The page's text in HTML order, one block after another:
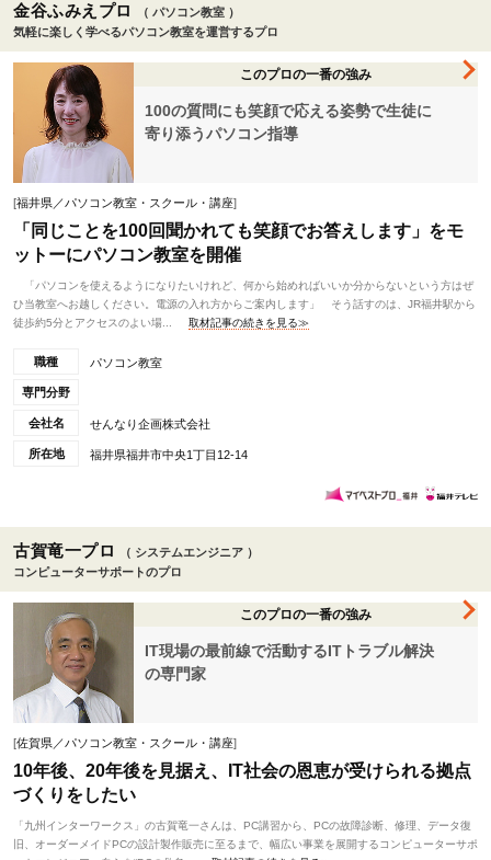
金谷ふみえプロ
（ パソコン教室 ）
気軽に楽しく学べるパソコン教室を運営するプロ
このプロの一番の強み
100の質問にも笑顔で応える姿勢で生徒に
寄り添うパソコン指導
[福井県／パソコン教室・スクール・講座]
「同じことを100回聞かれても笑顔でお答えします」をモ
ットーにパソコン教室を開催
「パソコンを使えるようになりたいけれど、何から始めればいいか分からないという方はぜ
ひ当教室へお越しください。電源の入れ方からご案内します」 そう話すのは、JR福井駅から
徒歩約5分とアクセスのよい場...
取材記事の続きを見る≫
職種 パソコン教室
専門分野
会社名 せんなり企画株式会社
所在地 福井県福井市中央1丁目12-14
古賀竜一プロ
（ システムエンジニア ）
コンピューターサポートのプロ
このプロの一番の強み
IT現場の最前線で活動するITトラブル解決
の専門家
[佐賀県／パソコン教室・スクール・講座]
10年後、20年後を見据え、IT社会の恩恵が受けられる拠点
づくりをしたい
「九州インターワークス」の古賀竜一さんは、PC講習から、PCの故障診断、修理、データ復
旧、オーダーメイドPCの設計製作販売に至るまで、幅広い事業を展開するコンピューターサポ